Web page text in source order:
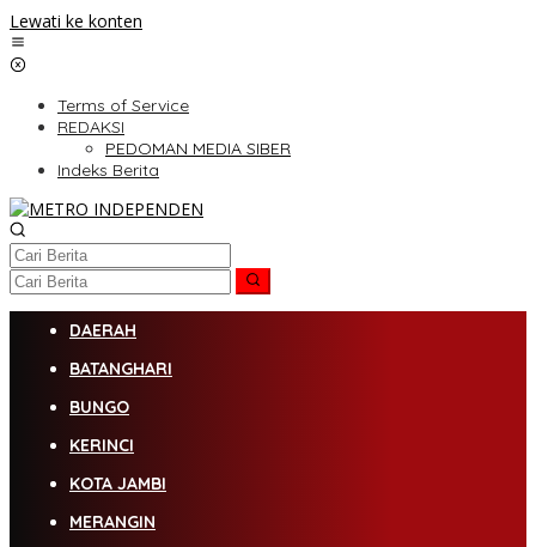
Lewati ke konten
Terms of Service
REDAKSI
PEDOMAN MEDIA SIBER
Indeks Berita
DAERAH
BATANGHARI
BUNGO
KERINCI
KOTA JAMBI
MERANGIN